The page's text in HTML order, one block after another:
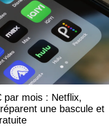
par mois : Netflix,
une bascule et